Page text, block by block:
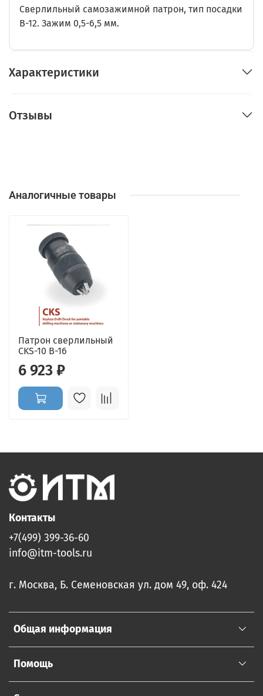
Сверлильный самозажимной патрон, тип посадки
B-12. Зажим 0,5-6,5 мм.
Характеристики
Отзывы
Аналогичные товары
Патрон сверлильный
CKS-10 B-16
6 923 ₽
Общая информация
Помощь
Контакты
+7(499) 399-36-60
info@itm-tools.ru
г. Москва, Б. Семеновская ул. дом 49, оф. 424